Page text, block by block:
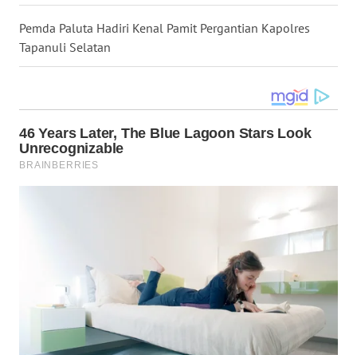
Pemda Paluta Hadiri Kenal Pamit Pergantian Kapolres
Tapanuli Selatan
WN
LANGKAT
TAPANULI
SELATAN
WN
TANJUNG
WN
SIMALUNGUN